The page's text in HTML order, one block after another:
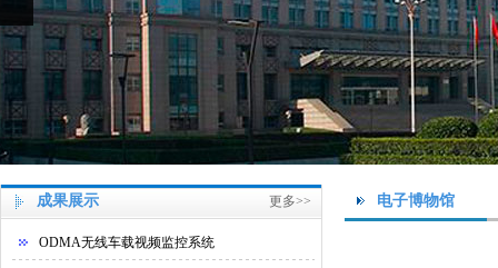
成果展示 更多>>
ODMA无线车载视频监控系统
电子博物馆